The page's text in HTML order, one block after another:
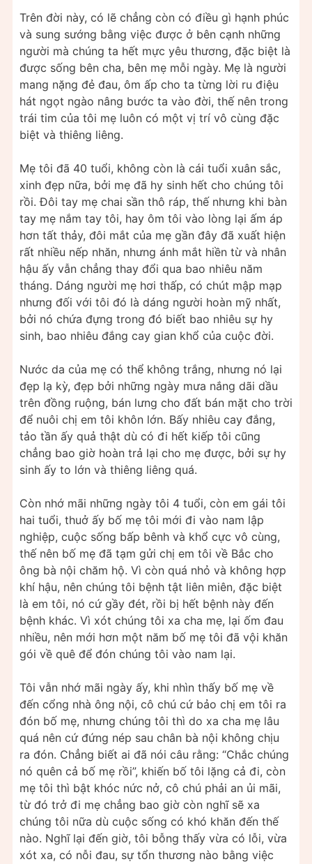
Trên đời này, có lẽ chẳng còn có điều gì hạnh phúc
và sung sướng bằng việc được ở bên cạnh những
người mà chúng ta hết mực yêu thương, đặc biệt là
được sống bên cha, bên mẹ mỗi ngày. Mẹ là người
mang nặng đẻ đau, ôm ấp cho ta từng lời ru điệu
hát ngọt ngào nâng bước ta vào đời, thế nên trong
trái tim của tôi mẹ luôn có một vị trí vô cùng đặc
biệt và thiêng liêng.
Mẹ tôi đã 40 tuổi, không còn là cái tuổi xuân sắc,
xinh đẹp nữa, bởi mẹ đã hy sinh hết cho chúng tôi
rồi. Đôi tay mẹ chai sần thô ráp, thế nhưng khi bàn
tay mẹ nắm tay tôi, hay ôm tôi vào lòng lại ấm áp
hơn tất thảy, đôi mắt của mẹ gần đây đã xuất hiện
rất nhiều nếp nhăn, nhưng ánh mắt hiền từ và nhân
hậu ấy vẫn chẳng thay đổi qua bao nhiêu năm
tháng. Dáng người mẹ hơi thấp, có chút mập mạp
nhưng đối với tôi đó là dáng người hoàn mỹ nhất,
bởi nó chứa đựng trong đó biết bao nhiêu sự hy
sinh, bao nhiêu đắng cay gian khổ của cuộc đời.
Nước da của mẹ có thể không trắng, nhưng nó lại
đẹp lạ kỳ, đẹp bởi những ngày mưa nắng dãi dầu
trên đồng ruộng, bán lưng cho đất bán mặt cho trời
để nuôi chị em tôi khôn lớn. Bấy nhiêu cay đắng,
tảo tần ấy quả thật dù có đi hết kiếp tôi cũng
chẳng bao giờ hoàn trả lại cho mẹ được, bởi sự hy
sinh ấy to lớn và thiêng liêng quá.
Còn nhớ mãi những ngày tôi 4 tuổi, còn em gái tôi
hai tuổi, thuở ấy bố mẹ tôi mới đi vào nam lập
nghiệp, cuộc sống bấp bênh và khổ cực vô cùng,
thế nên bố mẹ đã tạm gửi chị em tôi về Bắc cho
ông bà nội chăm hộ. Vì còn quá nhỏ và không hợp
khí hậu, nên chúng tôi bệnh tật liên miên, đặc biệt
là em tôi, nó cứ gầy đét, rồi bị hết bệnh này đến
bệnh khác. Vì xót chúng tôi xa cha mẹ, lại ốm đau
nhiều, nên mới hơn một năm bố mẹ tôi đã vội khăn
gói về quê để đón chúng tôi vào nam lại.
Tôi vẫn nhớ mãi ngày ấy, khi nhìn thấy bố mẹ về
đến cổng nhà ông nội, cô chú cứ bảo chị em tôi ra
đón bố mẹ, nhưng chúng tôi thì do xa cha mẹ lâu
quá nên cứ đứng nép sau chân bà nội không chịu
ra đón. Chẳng biết ai đã nói câu rằng: “Chắc chúng
nó quên cả bố mẹ rồi”, khiến bố tôi lặng cả đi, còn
mẹ tôi thì bật khóc nức nở, cô chú phải an ủi mãi,
từ đó trở đi mẹ chẳng bao giờ còn nghĩ sẽ xa
chúng tôi nữa dù cuộc sống có khó khăn đến thế
nào. Nghĩ lại đến giờ, tôi bỗng thấy vừa có lỗi, vừa
xót xa, có nỗi đau, sự tổn thương nào bằng việc